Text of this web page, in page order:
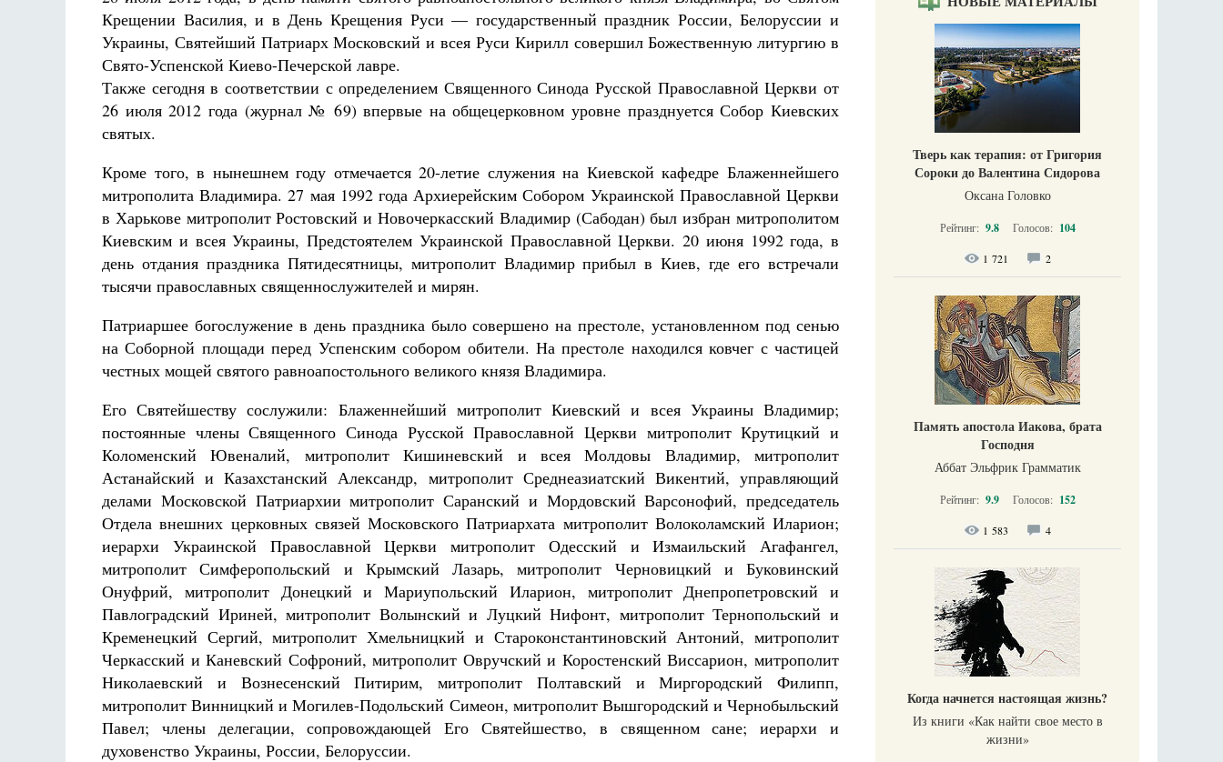
Крещении Василия, и в День Крещения Руси — государственный праздник России, Белоруссии и
Украины, Святейший Патриарх Московский и всея Руси Кирилл совершил Божественную литургию в
Свято-Успенской Киево-Печерской лавре.
Также сегодня в соответствии с определением Священного Синода Русской Православной Церкви от
26 июля 2012 года (журнал № 69) впервые на общецерковном уровне празднуется Собор Киевских
святых.
Кроме того, в нынешнем году отмечается 20-летие служения на Киевской кафедре Блаженнейшего
митрополита Владимира. 27 мая 1992 года Архиерейским Собором Украинской Православной Церкви
в Харькове митрополит Ростовский и Новочеркасский Владимир (Сабодан) был избран митрополитом
Киевским и всея Украины, Предстоятелем Украинской Православной Церкви. 20 июня 1992 года, в
день отдания праздника Пятидесятницы, митрополит Владимир прибыл в Киев, где его встречали
тысячи православных священнослужителей и мирян.
Патриаршее богослужение в день праздника было совершено на престоле, установленном под сенью
на Соборной площади перед Успенским собором обители. На престоле находился ковчег с частицей
честных мощей святого равноапостольного великого князя Владимира.
Его Святейшеству сослужили: Блаженнейший митрополит Киевский и всея Украины Владимир;
постоянные члены Священного Синода Русской Православной Церкви митрополит Крутицкий и
Коломенский Ювеналий, митрополит Кишиневский и всея Молдовы Владимир, митрополит
Астанайский и Казахстанский Александр, митрополит Среднеазиатский Викентий, управляющий
делами Московской Патриархии митрополит Саранский и Мордовский Варсонофий, председатель
Отдела внешних церковных связей Московского Патриархата митрополит Волоколамский Иларион;
иерархи Украинской Православной Церкви митрополит Одесский и Измаильский Агафангел,
митрополит Симферопольский и Крымский Лазарь, митрополит Черновицкий и Буковинский
Онуфрий, митрополит Донецкий и Мариупольский Иларион, митрополит Днепропетровский и
Павлоградский Ириней, митрополит Волынский и Луцкий Нифонт, митрополит Тернопольский и
Кременецкий Сергий, митрополит Хмельницкий и Староконстантиновский Антоний, митрополит
Черкасский и Каневский Софроний, митрополит Овручский и Коростенский Виссарион, митрополит
Николаевский и Вознесенский Питирим, митрополит Полтавский и Миргородский Филипп,
митрополит Винницкий и Могилев-Подольский Симеон, митрополит Вышгородский и Чернобыльский
Павел; члены делегации, сопровождающей Его Святейшество, в священном сане; иерархи и
духовенство Украины, России, Белоруссии.
Тверь как терапия: от Григория
Сороки до Валентина Сидорова
Оксана Головко
Рейтинг: 9.8 Голосов: 104
1 721 2
Память апостола Иакова, брата
Господня
Аббат Эльфрик Грамматик
Рейтинг: 9.9 Голосов: 152
1 583 4
Когда начнется настоящая жизнь?
Из книги «Как найти свое место в
жизни​»